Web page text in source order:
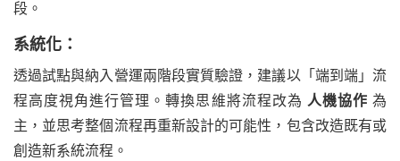
段。
系統化：
透過試點與納入營運兩階段實質驗證，建議以「端到端」流
程高度視角進行管理。轉換思維將流程改為 人機協作 為
主，並思考整個流程再重新設計的可能性，包含改造既有或
創造新系統流程。